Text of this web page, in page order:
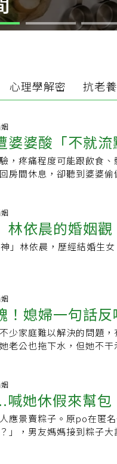
心理學解密 抗老
婆婆酸「不就
媳問題
，疼痛程度可能跟飲食
房間休息，卻聽到婆婆
林依晨的婚姻
、希望對方快樂
」林依晨，歷經結婚生
！媳婦一句話
決婆媳問題
少家庭難以解決的問題
老公也拖下水，但她不
喊她休假來幫
分：這一家門
應景賣粽子。原po在匿
」，男友媽媽接到粽子